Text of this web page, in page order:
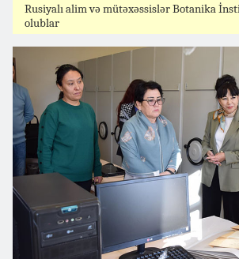
Rusiyalı alim və mütəxəssislər Botanika
olublar